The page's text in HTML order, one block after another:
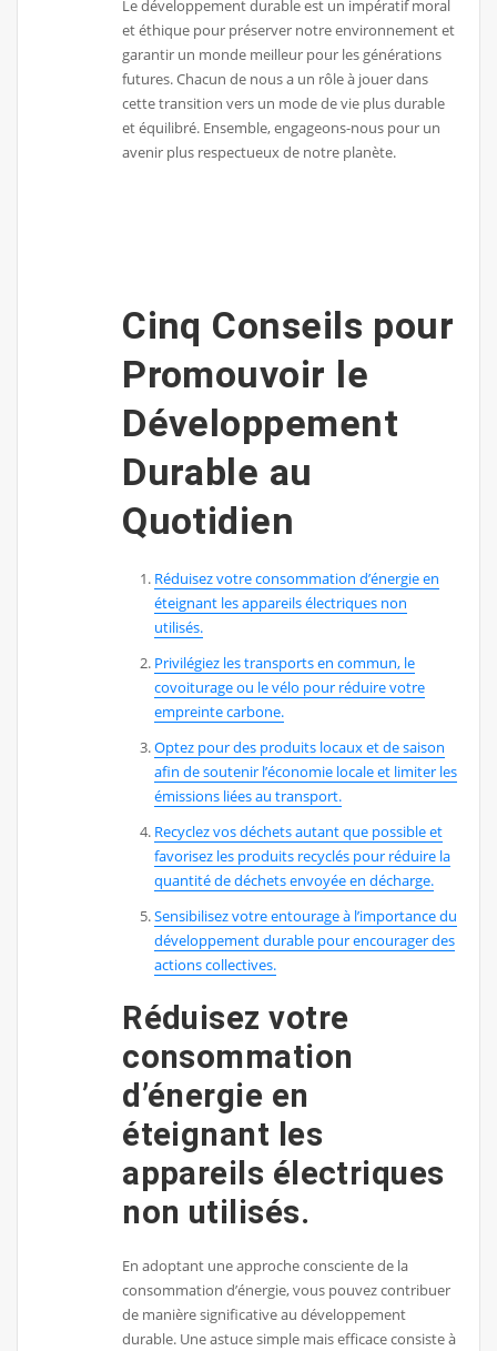
Le développement durable est un impératif moral
et éthique pour préserver notre environnement et
garantir un monde meilleur pour les générations
futures. Chacun de nous a un rôle à jouer dans
cette transition vers un mode de vie plus durable
et équilibré. Ensemble, engageons-nous pour un
avenir plus respectueux de notre planète.
Cinq Conseils pour
Promouvoir le
Développement
Durable au
Quotidien
Réduisez votre consommation d’énergie en
éteignant les appareils électriques non
utilisés.
Privilégiez les transports en commun, le
covoiturage ou le vélo pour réduire votre
empreinte carbone.
Optez pour des produits locaux et de saison
afin de soutenir l’économie locale et limiter les
émissions liées au transport.
Recyclez vos déchets autant que possible et
favorisez les produits recyclés pour réduire la
quantité de déchets envoyée en décharge.
Sensibilisez votre entourage à l’importance du
développement durable pour encourager des
actions collectives.
Réduisez votre
consommation
d’énergie en
éteignant les
appareils électriques
non utilisés.
En adoptant une approche consciente de la
consommation d’énergie, vous pouvez contribuer
de manière significative au développement
durable. Une astuce simple mais efficace consiste à